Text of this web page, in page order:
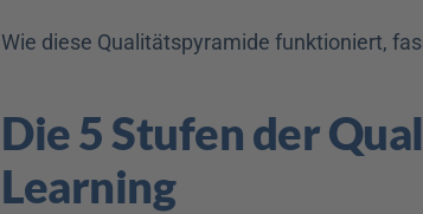
Wie diese Qualitätspyramide funktioniert,
Die 5 Stufen der
Learning